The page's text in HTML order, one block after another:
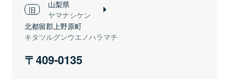
山梨県
ヤマナシケン
北都留郡上野原町
キタツルグンウエノハラマチ
409-0135